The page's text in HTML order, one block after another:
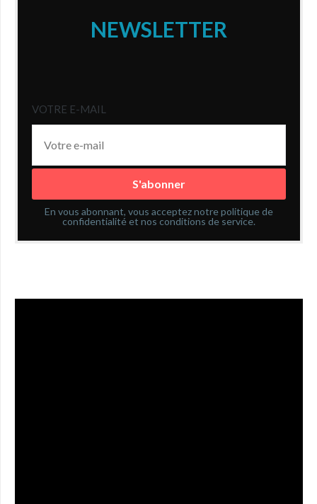
NEWSLETTER
VOTRE E-MAIL
En vous abonnant, vous acceptez notre politique de
confidentialité et nos conditions de service.